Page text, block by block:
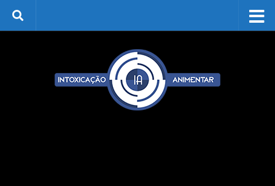
Skip to content